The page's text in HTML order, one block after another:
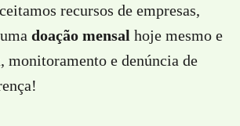
recursos de empresas,
doação mensal hoje mesmo e
monitoramento e denúncia de